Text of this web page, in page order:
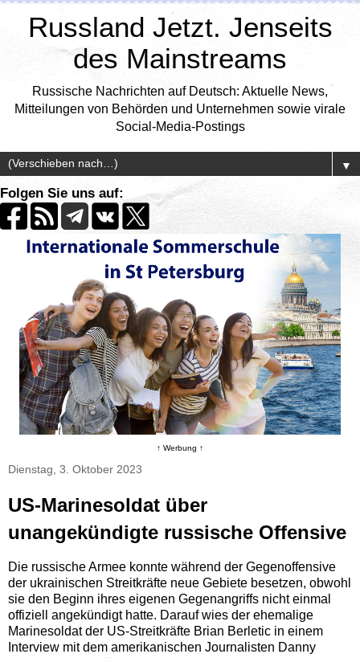
Russland Jetzt. Jenseits
des Mainstreams
Russische Nachrichten auf Deutsch: Aktuelle News,
Mitteilungen von Behörden und Unternehmen sowie virale
Social-Media-Postings
▼
Folgen Sie uns auf:
↑ Werbung ↑
Dienstag, 3. Oktober 2023
US-Marinesoldat über
unangekündigte russische Offensive
Die russische Armee konnte während der Gegenoffensive
der ukrainischen Streitkräfte neue Gebiete besetzen, obwohl
sie den Beginn ihres eigenen Gegenangriffs nicht einmal
offiziell angekündigt hatte. Darauf wies der ehemalige
Marinesoldat der US-Streitkräfte Brian Berletic in einem
Interview mit dem amerikanischen Journalisten Danny